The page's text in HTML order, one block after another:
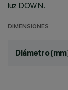
luz DOWN.
DIMENSIONES
Diámetro